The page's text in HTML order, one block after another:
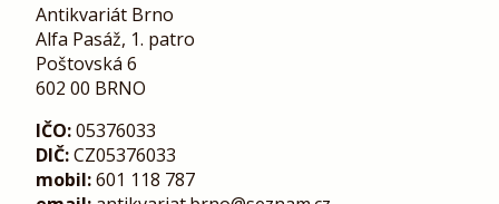
Antikvariát Brno
Alfa Pasáž, 1. patro
Poštovská 6
602 00 BRNO
IČO:05376033
DIČ:CZ05376033
mobil:601 118 787